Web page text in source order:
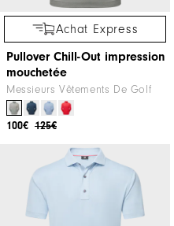
Achat Express
Pullover Chill-Out impression
mouchetée
Messieurs Vêtements De Golf
125€
100€